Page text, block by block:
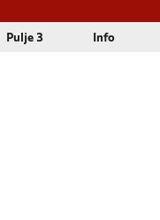
Pulje 3 Info